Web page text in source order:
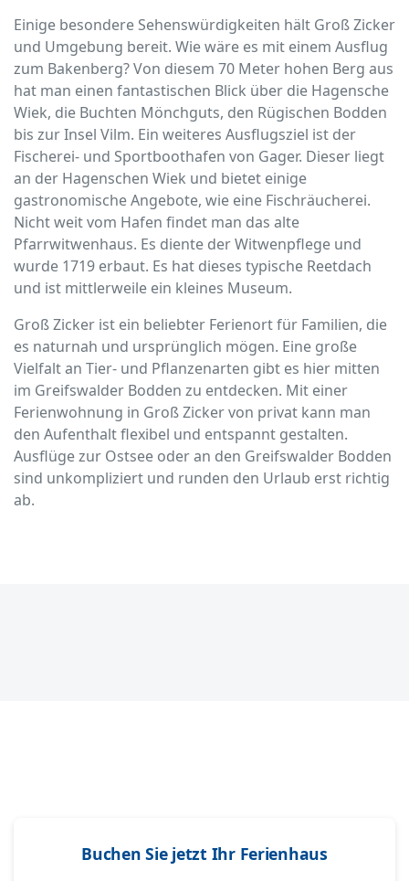
Einige besondere Sehenswürdigkeiten hält Groß Zicker
und Umgebung bereit. Wie wäre es mit einem Ausflug
zum Bakenberg? Von diesem 70 Meter hohen Berg aus
hat man einen fantastischen Blick über die Hagensche
Wiek, die Buchten Mönchguts, den Rügischen Bodden
bis zur Insel Vilm. Ein weiteres Ausflugsziel ist der
Fischerei- und Sportboothafen von Gager. Dieser liegt
an der Hagenschen Wiek und bietet einige
gastronomische Angebote, wie eine Fischräucherei.
Nicht weit vom Hafen findet man das alte
Pfarrwitwenhaus. Es diente der Witwenpflege und
wurde 1719 erbaut. Es hat dieses typische Reetdach
und ist mittlerweile ein kleines Museum.
Groß Zicker ist ein beliebter Ferienort für Familien, die
es naturnah und ursprünglich mögen. Eine große
Vielfalt an Tier- und Pflanzenarten gibt es hier mitten
im Greifswalder Bodden zu entdecken. Mit einer
Ferienwohnung in Groß Zicker von privat kann man
den Aufenthalt flexibel und entspannt gestalten.
Ausflüge zur Ostsee oder an den Greifswalder Bodden
sind unkompliziert und runden den Urlaub erst richtig
ab.
Buchen Sie jetzt Ihr Ferienhaus